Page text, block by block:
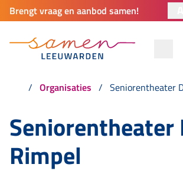
Brengt vraag en aanbod samen!
Organisaties Seniorentheater
Seniorentheater
Rimpel